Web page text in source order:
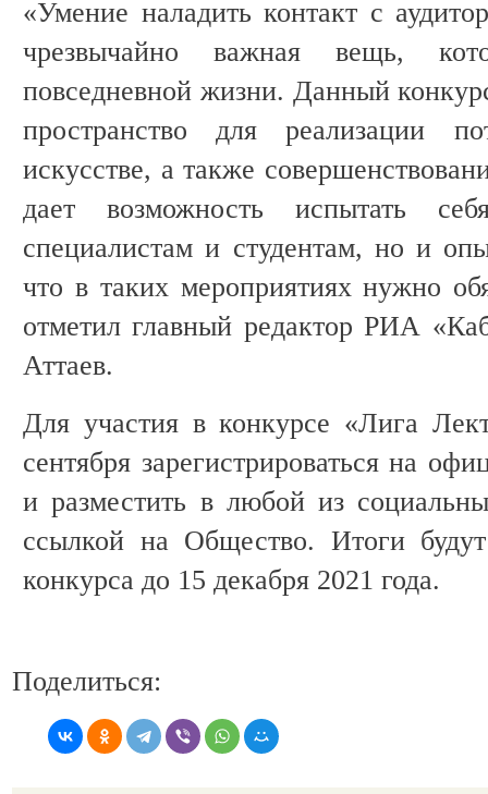
«Умение наладить контакт с
чрезвычайно важная вещь,
повседневной жизни. Данный
пространство для реализации
искусстве, а также
дает возможность испытать
специалистам и студентам, но и
что в таких мероприятиях нужно
отметил главный редактор РИА
Аттаев.
Для участия в конкурсе «Лига
сентября зарегистрироваться на
и разместить в любой из
ссылкой на Общество. Итоги
конкурса до 15 декабря 2021 года.
Поделиться: